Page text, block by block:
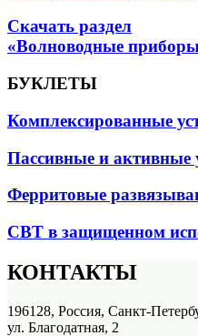
Скачать раздел
«Волноводные
БУКЛЕТЫ
Комплексированные
Пассивные и активные
Ферритовые
СВТ в защищенном
КОНТАКТЫ
196128, Россия, Санкт-
ул. Благодатная, 2